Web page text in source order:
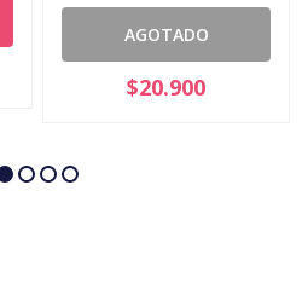
AGOTADO
$20.900